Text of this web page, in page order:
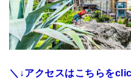
＼ ↓アクセスはこちらを